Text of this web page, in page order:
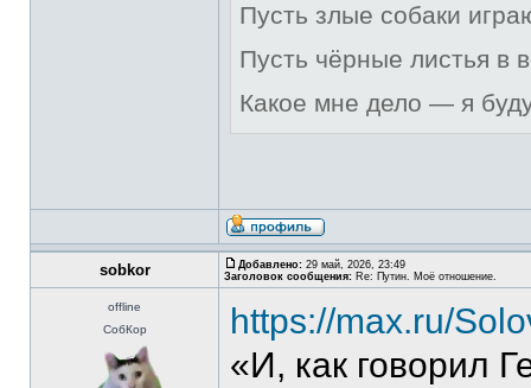
Пусть злые собаки
Пусть чёрные листья в
Какое мне дело — я
sobkor Добавлено: 29 май, 2026, 23:49
Заголовок сообщения: Re: Путин. Моё отношение.
offline
СобКор
https://max.ru/
«И, как говорил